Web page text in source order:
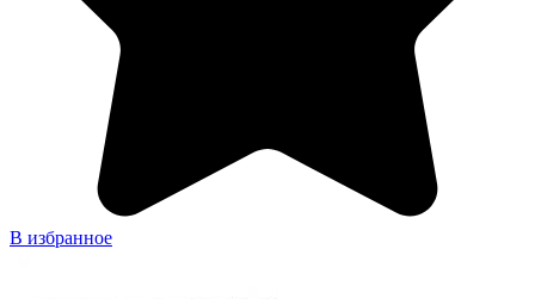
В избранное